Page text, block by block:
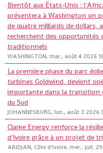
Bientôt aux États-Unis :
présentera à Washington un
de quatre milliards de dollars,
recherchent des opportunités
traditionnels
WASHINGTON, mar., août 4 2026
La première phase du parc
turbines Goldwind, devient
importante dans la transition
du Sud
JOHANNESBURG, lun., août 3 2026
Clarke Energy renforce la
d'Ivoire grâce à un projet de
ABIDJAN, Côte d'Ivoire, mer., juil.